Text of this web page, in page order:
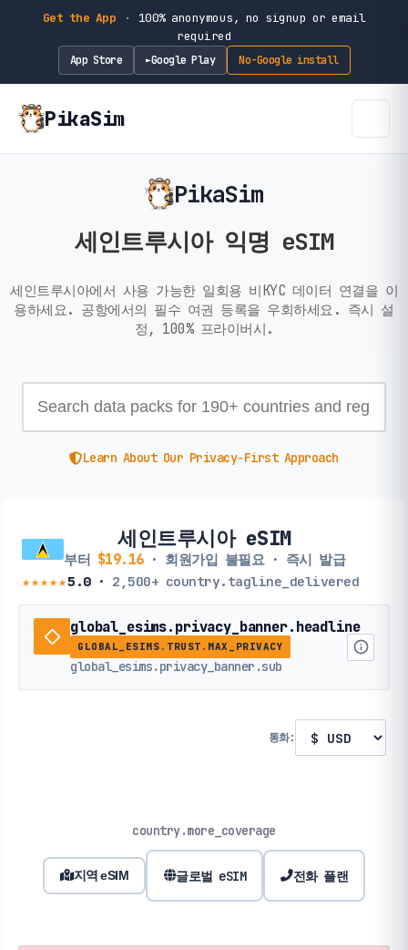
Get the App ·
100% anonymous, no signup or email
required
App Store ►Google Play No-Google install
PikaSim
PikaSim
세인트루시아 익명 eSIM
세인트루시아에서 사용 가능한 일회용 비KYC 데이터 연결을 이
용하세요. 공항에서의 필수 여권 등록을 우회하세요. 즉시 설
정, 100% 프라이버시.
Learn About Our Privacy-First Approach
세인트루시아 eSIM
부터 $19.16· 회원가입 불필요 · 즉시 발급
★★★★★5.0· 2,500+ country.tagline_delivered
global_esims.privacy_banner.headline
GLOBAL_ESIMS.TRUST.MAX_PRIVACY
global_esims.privacy_banner.sub
통화:
country.more_coverage
지역 eSIM 글로벌 eSIM 전화 플랜